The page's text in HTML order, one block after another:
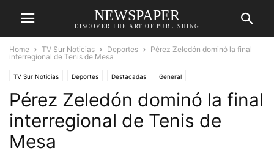
NEWSPAPER
DISCOVER THE ART OF PUBLISHING
Home TV Sur Noticias Deportes
Pérez Zeledón dominó la final
interregional de Tenis de Mesa
TV Sur Noticias Deportes Destacadas General
Pérez Zeledón dominó la final
interregional de Tenis de
Mesa